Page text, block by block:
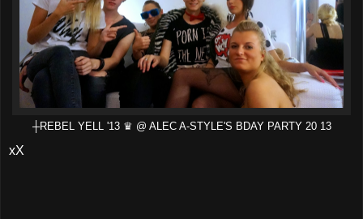
┼REBEL YELL '13 ♛ @ ALEC A-STYLE'S BDAY PARTY 20 13
xX